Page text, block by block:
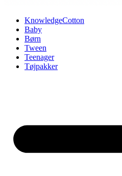
KnowledgeCotton
Baby
Børn
Tween
Teenager
Tøjpakker